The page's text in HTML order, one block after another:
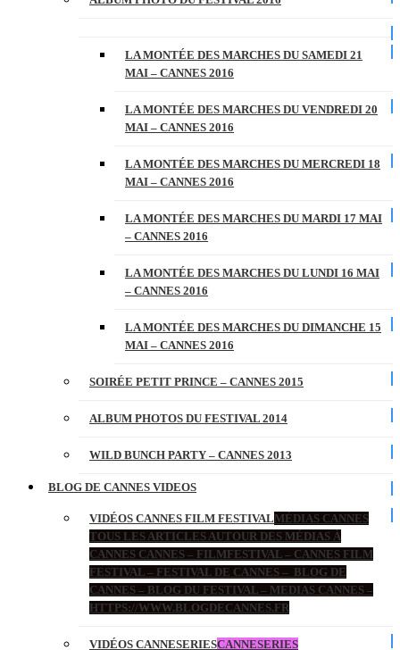
LA MONTÉE DES MARCHES DU SAMEDI 21
MAI – CANNES 2016
LA MONTÉE DES MARCHES DU VENDREDI 20
MAI – CANNES 2016
LA MONTÉE DES MARCHES DU MERCREDI 18
MAI – CANNES 2016
LA MONTÉE DES MARCHES DU MARDI 17 MAI
– CANNES 2016
LA MONTÉE DES MARCHES DU LUNDI 16 MAI
– CANNES 2016
LA MONTÉE DES MARCHES DU DIMANCHE 15
MAI – CANNES 2016
SOIRÉE PETIT PRINCE – CANNES 2015
ALBUM PHOTOS DU FESTIVAL 2014
WILD BUNCH PARTY – CANNES 2013
BLOG DE CANNES VIDEOS
VIDÉOS CANNES FILM FESTIVALMÉDIAS CANNES
TOUS LES ARTICLES AUTOUR DES MÉDIAS À
CANNES CANNES – FILMFESTIVAL – CANNES FILM
FESTIVAL – FESTIVAL DE CANNES – BLOG DE
CANNES – BLOG DU FESTIVAL – MEDIAS CANNES –
HTTPS://WWW.BLOGDECANNES.FR
VIDÉOS CANNESERIESCANNESERIES